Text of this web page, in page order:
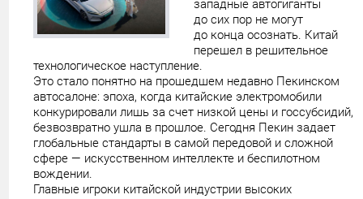
западные автогиганты
до сих пор не могут
до конца осознать. Китай
перешел в решительное
технологическое наступление.
Это стало понятно на прошедшем недавно Пекинском
автосалоне: эпоха, когда китайские электромобили
конкурировали лишь за счет низкой цены и госсубсидий,
безвозвратно ушла в прошлое. Сегодня Пекин задает
глобальные стандарты в самой передовой и сложной
сфере — искусственном интеллекте и беспилотном
вождении.
Главные игроки китайской индустрии высоких